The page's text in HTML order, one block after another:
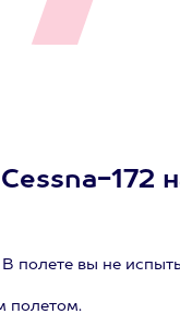
Cessna-
полете вы не
полетом.